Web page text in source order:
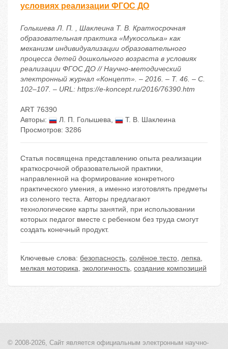
условиях реализации ФГОС ДО
Голышева Л. П. , Шаклеина Т. В. Краткосрочная
образовательная практика «Мукосолька» как
механизм индивидуализации образовательного
процесса детей дошкольного возраста в условиях
реализации ФГОС ДО // Научно-методический
электронный журнал «Концепт». – 2016. – Т. 46. – С.
102–107. – URL: https://e-koncept.ru/2016/76390.htm
ART 76390
Авторы:
Л. П. Голышева,
Т. В. Шаклеина
Просмотров: 3286
Статья посвящена представлению опыта реализации
краткосрочной образовательной практики,
направленной на формирование конкретного
практического умения, а именно изготовлять предметы
из соленого теста. Авторы предлагают
технологические карты занятий, при использовании
которых педагог вместе с ребенком без труда смогут
создать конечный продукт.
Ключевые слова: безопасность, солёное тесто, лепка,
мелкая моторика, экологичность, создание композиций
© 2008-2026, Сайт является официальным электронным научно-